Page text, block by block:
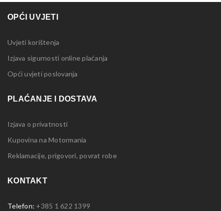
OPĆI UVJETI
Uvjeti korištenja
Izjava sigurnosti online plaćanja
Opći uvjeti poslovanja
PLAĆANJE I DOSTAVA
Izjava o privatnosti
Kupovina na Motormania
Reklamacije, prigovori, povrat robe
KONTAKT
Telefon: +385 1 622 1399